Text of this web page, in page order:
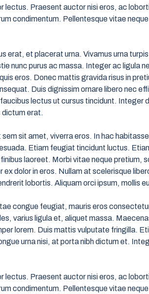
Praesent auctor nisi eros, ac
condimentum. Pellentesque vitae
et placerat urna. Vivamus urna
nunc purus ac massa. Integer ac ligula
eros. Donec mattis gravida risus in
Duis dignissim ornare libero nec
lectus ut cursus tincidunt. Integer
dictum erat.
sit amet, viverra eros. In hac
Etiam feugiat tincidunt luctus.
laoreet. Morbi vitae neque pretium,
dolor in eros. Nullam at scelerisque
lobortis. Aliquam orci ipsum, mollis
congue feugiat, mauris eros
varius ligula et, aliquet massa.
lorem. Duis mattis vulputate fringilla.
urna nisi, at porta nibh dictum et.
Praesent auctor nisi eros, ac
condimentum. Pellentesque vitae